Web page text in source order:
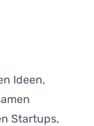
Ideen,
Startups,